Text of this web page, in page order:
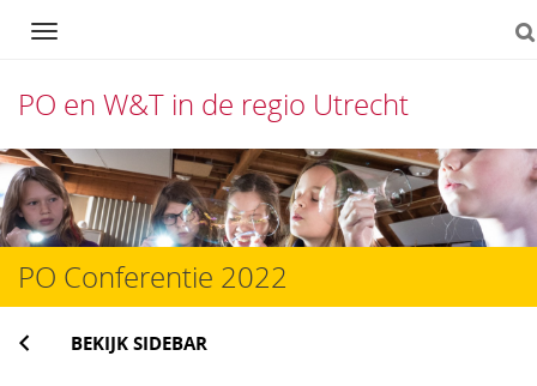
Navigation
PO en W&T in de regio Utrecht
Direct
naar
het
inhoud
PO Conferentie 2022
BEKIJK SIDEBAR